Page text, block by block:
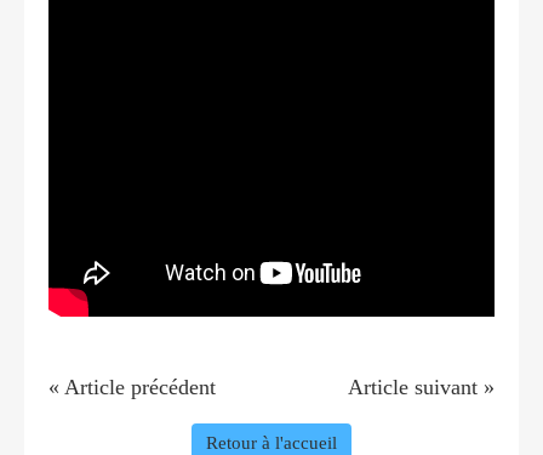
« Article précédent Article suivant »
Retour à l'accueil